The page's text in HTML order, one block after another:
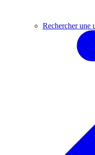
Rechercher une